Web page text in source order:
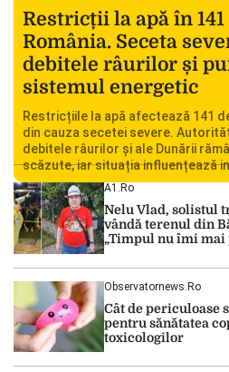
Restricții la apă în
România. Seceta
debitele râurilor și
sistemul energetic
Restricțiile la apă afectează 141
din cauza secetei severe.
debitele râurilor și ale Dunării
scăzute, iar situația influențează
Centralei Nucleare de la
cu una dintre cele mai dificile
hidrologic din ultimii ani. Lipsa […]
A1.ro
Nelu Vlad, solistul
vândă terenul din
„Timpul nu îmi mai
Observatornews.ro
Cât de periculoase
pentru sănătatea
toxicologilor